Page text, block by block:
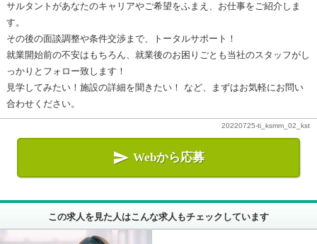
サルタントがあなたのキャリアやご希望をふまえ、お仕事をご紹介しま
す。
その後の面談調整や条件交渉まで、トータルサポート！
就業開始前の不安はもちろん、就業後のお困りごとも当社のスタッフがし
っかりとフォロー致します！
見学してみたい！施設の詳細を聞きたい！ など、まずはお気軽にお問い
合わせください。
20220725-ti_ksmm_02_kst
 Webから応募
この求人を見た人はこんな求人もチェックしています